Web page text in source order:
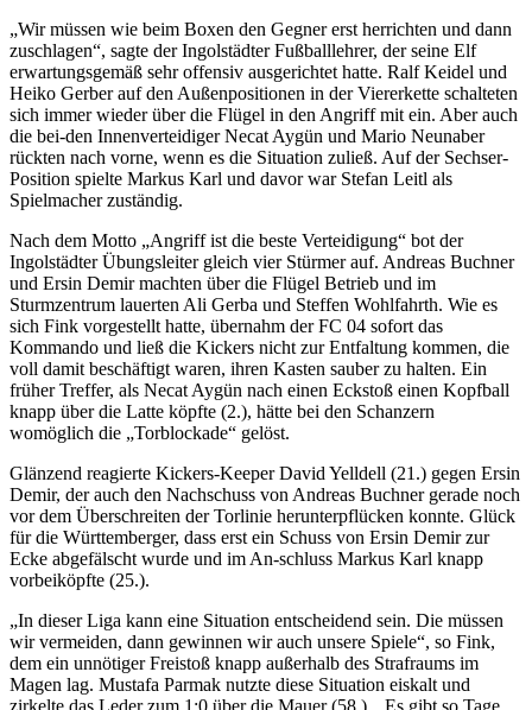
„Wir müssen wie beim Boxen den Gegner erst herrichten und dann
zuschlagen“, sagte der Ingolstädter Fußballlehrer, der seine Elf
erwartungsgemäß sehr offensiv ausgerichtet hatte. Ralf Keidel und
Heiko Gerber auf den Außenpositionen in der Viererkette schalteten
sich immer wieder über die Flügel in den Angriff mit ein. Aber auch
die bei-den Innenverteidiger Necat Aygün und Mario Neunaber
rückten nach vorne, wenn es die Situation zuließ. Auf der Sechser-
Position spielte Markus Karl und davor war Stefan Leitl als
Spielmacher zuständig.
Nach dem Motto „Angriff ist die beste Verteidigung“ bot der
Ingolstädter Übungsleiter gleich vier Stürmer auf. Andreas Buchner
und Ersin Demir machten über die Flügel Betrieb und im
Sturmzentrum lauerten Ali Gerba und Steffen Wohlfahrth. Wie es
sich Fink vorgestellt hatte, übernahm der FC 04 sofort das
Kommando und ließ die Kickers nicht zur Entfaltung kommen, die
voll damit beschäftigt waren, ihren Kasten sauber zu halten. Ein
früher Treffer, als Necat Aygün nach einen Eckstoß einen Kopfball
knapp über die Latte köpfte (2.), hätte bei den Schanzern
womöglich die „Torblockade“ gelöst.
Glänzend reagierte Kickers-Keeper David Yelldell (21.) gegen Ersin
Demir, der auch den Nachschuss von Andreas Buchner gerade noch
vor dem Überschreiten der Torlinie herunterpflücken konnte. Glück
für die Württemberger, dass erst ein Schuss von Ersin Demir zur
Ecke abgefälscht wurde und im An-schluss Markus Karl knapp
vorbeiköpfte (25.).
„In dieser Liga kann eine Situation entscheidend sein. Die müssen
wir vermeiden, dann gewinnen wir auch unsere Spiele“, so Fink,
dem ein unnötiger Freistoß knapp außerhalb des Strafraums im
Magen lag. Mustafa Parmak nutzte diese Situation eiskalt und
zirkelte das Leder zum 1:0 über die Mauer (58.). „Es gibt so Tage,